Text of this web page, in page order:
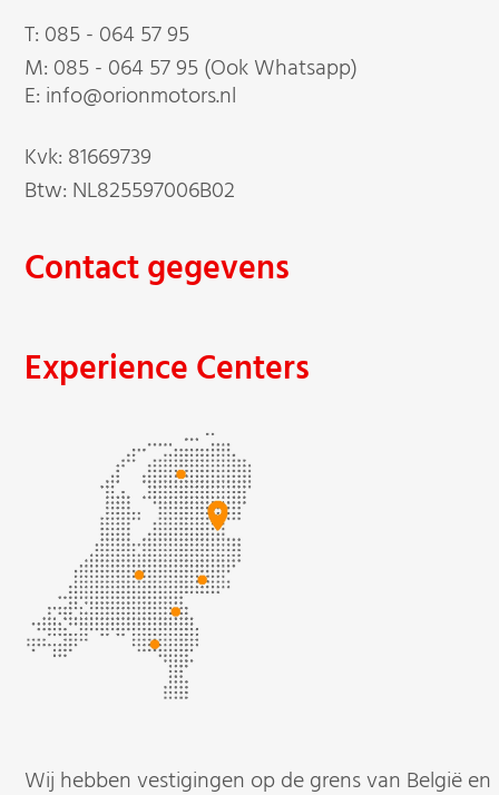
T: 085 - 064 57 95
M: 085 - 064 57 95 (Ook Whatsapp)
E: info@orionmotors.nl
Kvk: 81669739
Btw: NL825597006B02
Contact gegevens
Experience Centers
Wij hebben vestigingen op de grens van België en